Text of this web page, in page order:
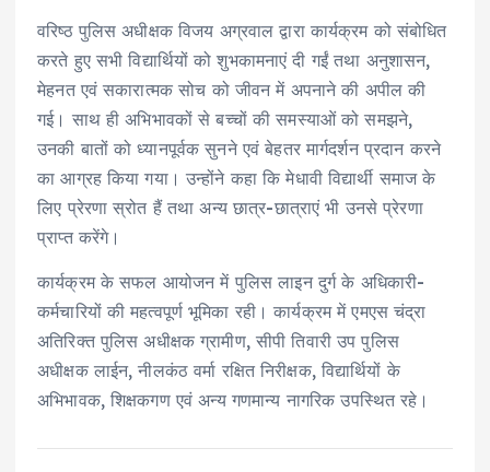
वरिष्ठ पुलिस अधीक्षक विजय अग्रवाल द्वारा कार्यक्रम को संबोधित
करते हुए सभी विद्यार्थियों को शुभकामनाएं दी गईं तथा अनुशासन,
मेहनत एवं सकारात्मक सोच को जीवन में अपनाने की अपील की
गई। साथ ही अभिभावकों से बच्चों की समस्याओं को समझने,
उनकी बातों को ध्यानपूर्वक सुनने एवं बेहतर मार्गदर्शन प्रदान करने
का आग्रह किया गया। उन्होंने कहा कि मेधावी विद्यार्थी समाज के
लिए प्रेरणा स्रोत हैं तथा अन्य छात्र-छात्राएं भी उनसे प्रेरणा
प्राप्त करेंगे।
कार्यक्रम के सफल आयोजन में पुलिस लाइन दुर्ग के अधिकारी-
कर्मचारियों की महत्वपूर्ण भूमिका रही। कार्यक्रम में एमएस चंद्रा
अतिरिक्त पुलिस अधीक्षक ग्रामीण, सीपी तिवारी उप पुलिस
अधीक्षक लाईन, नीलकंठ वर्मा रक्षित निरीक्षक, विद्यार्थियों के
अभिभावक, शिक्षकगण एवं अन्य गणमान्य नागरिक उपस्थित रहे।